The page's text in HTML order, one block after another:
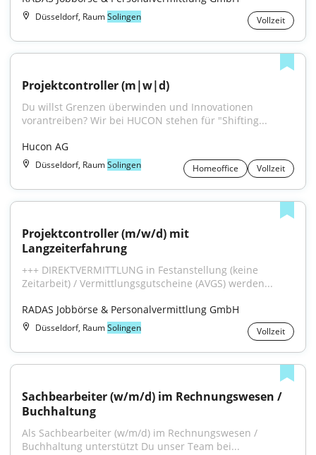
Düsseldorf, RaumSolingen Vollzeit
Projektcontroller (m|w|d)
Du willst Grenzen überwinden und Innovationen
vorantreiben? Wir bei HUCON stehen für "Shifting...
Hucon AG
Düsseldorf, RaumSolingen Homeoffice Vollzeit
Projektcontroller (m/w/d) mit
Langzeiterfahrung
+++ DIREKTVERMITTLUNG in Festanstellung (keine
Zeitarbeit) / Vermittlungsgutscheine (AVGS) werden...
RADAS Jobbörse & Personalvermittlung GmbH
Düsseldorf, RaumSolingen Vollzeit
Sachbearbeiter (w/m/d) im Rechnungswesen /
Buchhaltung
Als Sachbearbeiter (w/m/d) im Rechnungswesen /
Buchhaltung unterstützt Du unser Team bei...